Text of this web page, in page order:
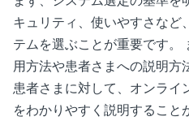
キュリティ、使いやすさなど
テムを選ぶことが重要です。
用方法や患者さまへの説明方
患者さまに対して、オンライ
をわかりやすく説明すること